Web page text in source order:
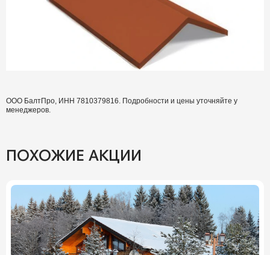
ООО БалтПро, ИНН 7810379816. Подробности и цены уточняйте у
менеджеров.
ПОХОЖИЕ АКЦИИ